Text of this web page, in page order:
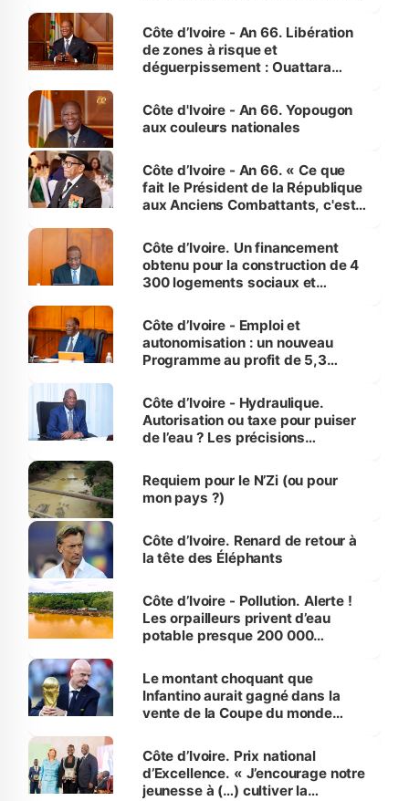
milieu des sinistrés
Côte d’Ivoire - An 66. Libération
de zones à risque et
déguerpissement : Ouattara
l'Etat de droit pour préserver les
vies humaines »
Côte d'Ivoire - An 66. Yopougon
aux couleurs nationales
Côte d’Ivoire - An 66. « Ce que
fait le Président de la République
aux Anciens Combattants, c'est
Côte d’Ivoire. Un financement
obtenu pour la construction de 4
300 logements sociaux et
et Yamoussoukro
Côte d’Ivoire - Emploi et
autonomisation : un nouveau
Programme au profit de 5,3
Côte d’Ivoire - Hydraulique.
Autorisation ou taxe pour puiser
de l’eau ? Les précisions
Requiem pour le N’Zi (ou pour
mon pays ?)
Côte d’Ivoire. Renard de retour à
la tête des Éléphants
Côte d’Ivoire - Pollution. Alerte !
Les orpailleurs privent d’eau
potable presque 200 000
Le montant choquant que
Infantino aurait gagné dans la
vente de la Coupe du monde
Côte d’Ivoire. Prix national
d’Excellence. « J’encourage notre
jeunesse à (…) cultiver la